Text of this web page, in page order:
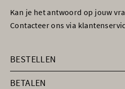
Kan je het antwoord op jouw
Contacteer ons via
BESTELLEN
BETALEN